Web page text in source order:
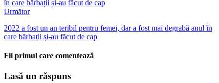
Următor
2022 a fost un an teribil pentru femei, dar a fost mai degrabă anul în
care bărbații și-au făcut de cap
Fii primul care comentează
Lasă un răspuns